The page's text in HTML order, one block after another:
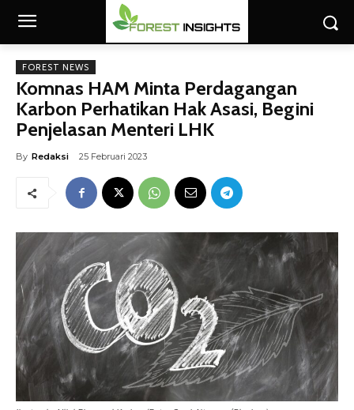
FOREST NEWS
Komnas HAM Minta Perdagangan
Karbon Perhatikan Hak Asasi, Begini
Penjelasan Menteri LHK
By Redaksi 25 Februari 2023